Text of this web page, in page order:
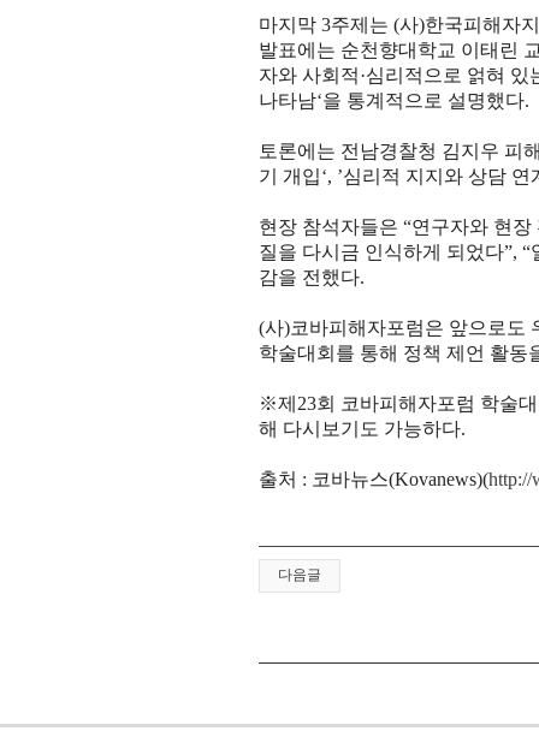
마지막 3주제는 (사)한국피해자
발표에는 순천향대학교 이태린
자와 사회적·심리적으로 얽혀 있
나타남‘을 통계적으로 설명했다.
토론에는 전남경찰청 김지우 피
기 개입‘, ’심리적 지지와 상담 연
현장 참석자들은 “연구자와 현장
질을 다시금 인식하게 되었다”, “
감을 전했다.
(사)코바피해자포럼은 앞으로도
학술대회를 통해 정책 제언 활동
※제 23회 코바피해자포럼 학술
해 다시보기도 가능하다.
출처 : 코바뉴스(Kovanews)(http://
다음글